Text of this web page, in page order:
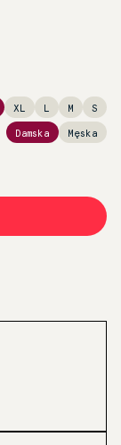
XL M S
Damska Męska